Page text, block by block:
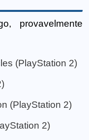
provavelmente
(PlayStation 2)
(PlayStation 2)
2)